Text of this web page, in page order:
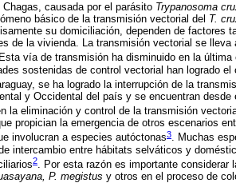
causada por el parásito Trypanosoma
básico de la transmisión vectorial del T.
su domiciliación, dependen de factores
de la vivienda. La transmisión vectorial se lleva
vía de transmisión ha disminuido en la última
sostenidas de control vectorial han logrado el
se ha logrado la interrupción de la
y Occidental del país y se encuentran
la eliminación y control de la transmisión
propician la emergencia de otros escenarios
involucran a especies autóctonas3. Muchas
intercambio entre hábitats selváticos y
2. Por esta razón es importante considerar
P. megistus y otros en el proceso de